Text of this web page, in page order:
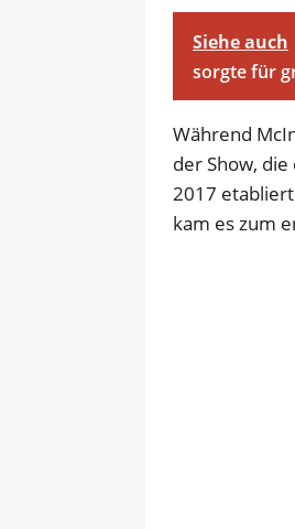
Siehe auch
sorgte für
Während
der Show,
2017
kam es zum